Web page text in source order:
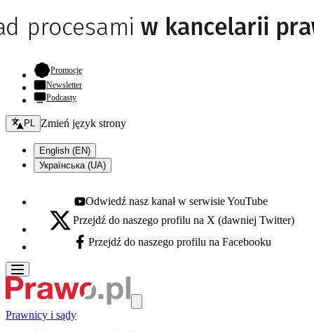
Promocje- otwiera się w nowej karcie
Newsletter
Podcasty
Zmień język - bieżący:
PL Zmień język strony
English (EN)
Українська (UA)
Youtube - otwiera się w nowej karcie
Odwiedź nasz kanał w serwisie YouTube
X - otwiera się w nowej karcie
Przejdź do naszego profilu na X (dawniej Twitter)
Facebook - otwiera się w nowej karcie
Przejdź do naszego profilu na Facebooku
Prawnicy i sądy